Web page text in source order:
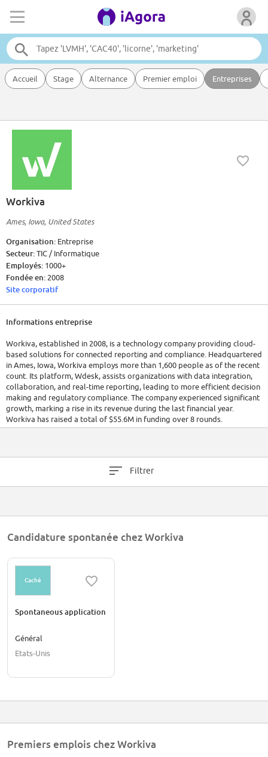
Accueil Stage Alternance Premier emploi Entreprises
Workiva
Ames, Iowa, United States
Organisation: Entreprise
Secteur:TIC / Informatique
Employés: 1000+
Fondée en: 2008
Site corporatif
Informations entreprise
Workiva, established in 2008, is a technology company providing cloud-
based solutions for connected reporting and compliance. Headquartered
in Ames, Iowa, Workiva employs more than 1,600 people as of the recent
count. Its platform, Wdesk, assists organizations with data integration,
collaboration, and real-time reporting, leading to more efficient decision
making and regulatory compliance. The company experienced significant
growth, marking a rise in its revenue during the last financial year.
Workiva has raised a total of $55.6M in funding over 8 rounds.
Filtrer
Candidature spontanée chez Workiva
Caché
Spontaneous application
Général
Etats-Unis
Premiers emplois chez Workiva